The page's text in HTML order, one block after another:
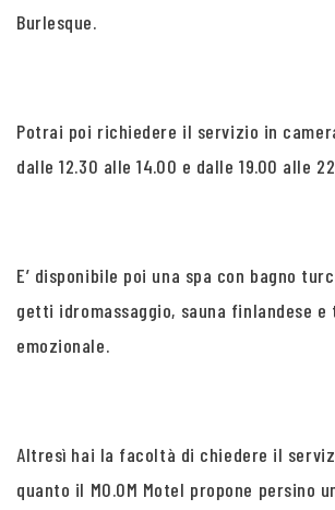
Burlesque.
Potrai poi richiedere il servizio in
dalle 12.30 alle 14.00 e dalle 19.00 alle
E’ disponibile poi una spa con bagno
getti idromassaggio, sauna finlandese e
emozionale.
Altresì hai la facoltà di chiedere il
quanto il MO.OM Motel propone persino